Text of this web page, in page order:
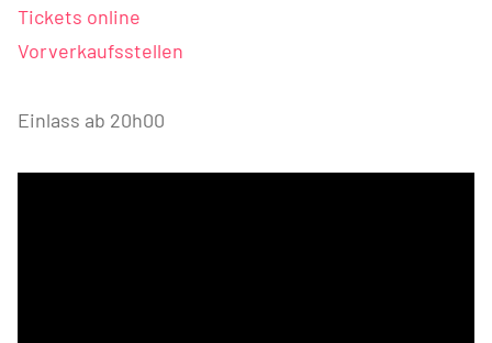
Tickets online
Vorverkaufsstellen
Einlass ab 20h00